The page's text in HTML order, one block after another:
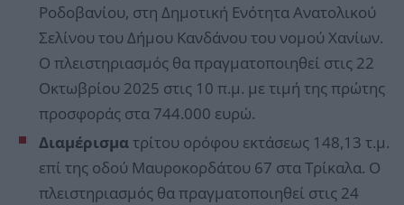
Ροδοβανίου, στη Δημοτική Ενότητα Ανατολικού
Σελίνου του Δήμου Κανδάνου του νομού Χανίων.
Ο πλειστηριασμός θα πραγματοποιηθεί στις 22
Οκτωβρίου 2025 στις 10 π.μ. με τιμή της πρώτης
προσφοράς στα 744.000 ευρώ.
Διαμέρισματρίτου ορόφου εκτάσεως 148,13 τ.μ.
επί της οδού Μαυροκορδάτου 67 στα Τρίκαλα. Ο
πλειστηριασμός θα πραγματοποιηθεί στις 24